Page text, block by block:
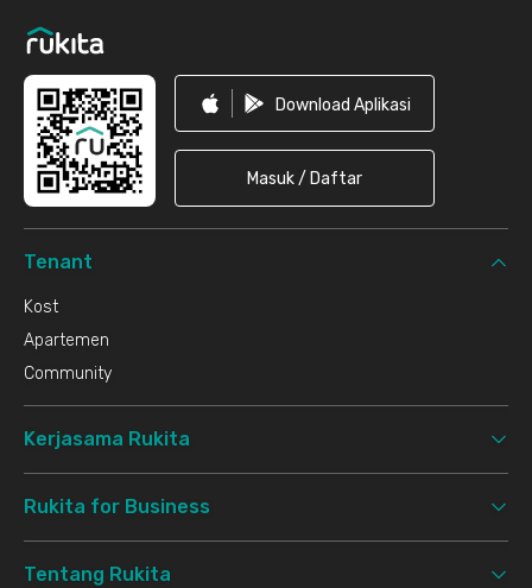
Download Aplikasi
Masuk / Daftar
Tenant
Kost
Apartemen
Community
Kerjasama Rukita
Rukita for Business
Tentang Rukita